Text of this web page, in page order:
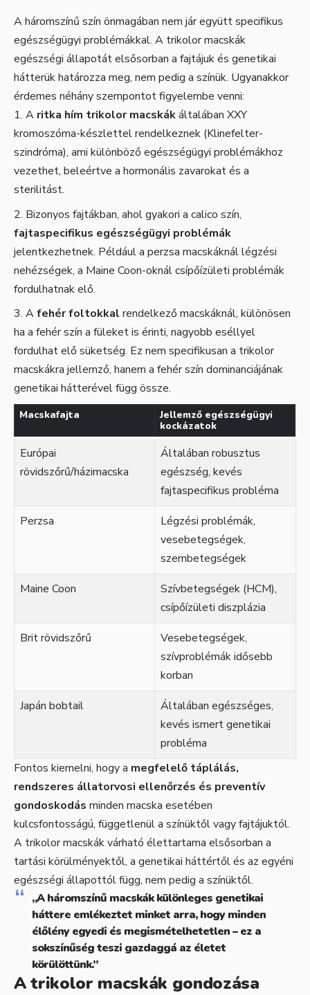
A háromszínű szín önmagában nem jár együtt specifikus
egészségügyi problémákkal. A trikolor macskák
egészségi állapotát elsősorban a fajtájuk és genetikai
hátterük határozza meg, nem pedig a színük. Ugyanakkor
érdemes néhány szempontot figyelembe venni:
A ritka hím trikolor macskákáltalában XXY
kromoszóma-készlettel rendelkeznek (Klinefelter-
szindróma), ami különböző egészségügyi problémákhoz
vezethet, beleértve a hormonális zavarokat és a
sterilitást.
Bizonyos fajtákban, ahol gyakori a calico szín,
fajtaspecifikus egészségügyi problémák
jelentkezhetnek. Például a perzsa macskáknál légzési
nehézségek, a Maine Coon-oknál csípőízületi problémák
fordulhatnak elő.
Afehér foltokkal rendelkező macskáknál, különösen
ha a fehér szín a füleket is érinti, nagyobb eséllyel
fordulhat elő süketség. Ez nem specifikusan a trikolor
macskákra jellemző, hanem a fehér szín dominanciájának
genetikai hátterével függ össze.
Macskafajta
Jellemző egészségügyi
kockázatok
Európai
rövidszőrű/házimacska
Általában robusztus
egészség, kevés
fajtaspecifikus probléma
Perzsa
Légzési problémák,
vesebetegségek,
szembetegségek
Maine Coon
Szívbetegségek (HCM),
csípőízületi diszplázia
Brit rövidszőrű
Vesebetegségek,
szívproblémák idősebb
korban
Japán bobtail
Általában egészséges,
kevés ismert genetikai
probléma
Fontos kiemelni, hogy a megfelelő táplálás,
rendszeres állatorvosi ellenőrzés és preventív
gondoskodás minden macska esetében
kulcsfontosságú, függetlenül a színüktől vagy fajtájuktól.
A trikolor macskák várható élettartama elsősorban a
tartási körülményektől, a genetikai háttértől és az egyéni
egészségi állapottól függ, nem pedig a színüktől.
„A háromszínű macskák különleges genetikai
háttere emlékeztet minket arra, hogy minden
élőlény egyedi és megismételhetetlen – ez a
sokszínűség teszi gazdaggá az életet
körülöttünk.”
A trikolor macskák gondozása